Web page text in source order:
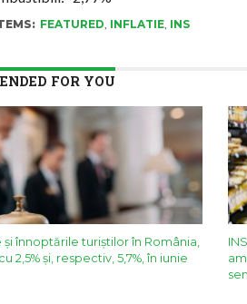
FEATURED INFLATIE, INS
FOR YOU
și înnoptările turiștilor în România,
2,5% și, respectiv, 5,7%, în iunie